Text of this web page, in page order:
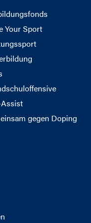
Your Sport
gegen Doping